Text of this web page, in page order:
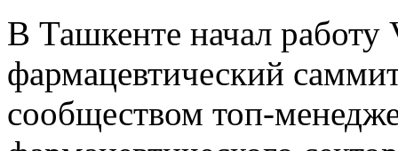
В Ташкенте начал работу
фармацевтический
сообществом топ-